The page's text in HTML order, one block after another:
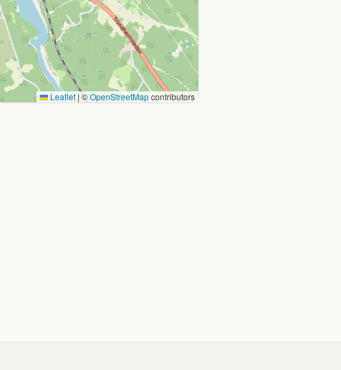
Leaflet | ©OpenStreetMapcontributors